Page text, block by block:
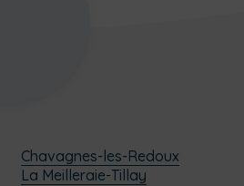
Chavagnes-les-Redoux
La Meilleraie-Tillay